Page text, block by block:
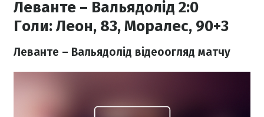
Леванте – Вальядолід 2:0
Голи:Леон, 83, Моралес, 90+3
Леванте – Вальядолід відеоогляд матчу